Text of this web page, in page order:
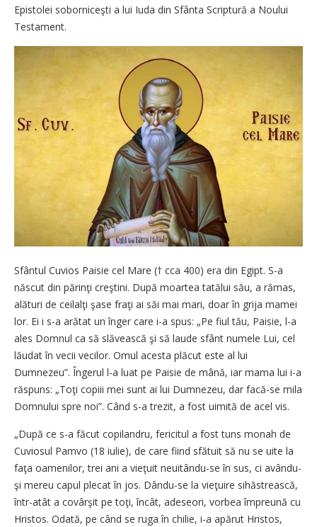
Epistolei soborniceşti a lui Iuda din Sfânta Scriptură a Noului
Testament.
Sfântul Cuvios Paisie cel Mare († cca 400) era din Egipt. S-a
născut din părinţi creştini. După moartea tatălui său, a rămas,
alături de ceilalţi şase fraţi ai săi mai mari, doar în grija mamei
lor. Ei i s-a arătat un înger care i-a spus: „Pe fiul tău, Paisie, l-a
ales Domnul ca să slăvească şi să laude sfânt numele Lui, cel
lăudat în vecii vecilor. Omul acesta plăcut este al lui
Dumnezeu”. Îngerul l-a luat pe Paisie de mână, iar mama lui i-a
răspuns: „Toţi copiii mei sunt ai lui Dumnezeu, dar facă-se mila
Domnului spre noi”. Când s-a trezit, a fost uimită de acel vis.
„După ce s-a făcut copilandru, fericitul a fost tuns monah de
Cuviosul Pamvo (18 iulie), de care fiind sfătuit să nu se uite la
faţa oamenilor, trei ani a vieţuit neuitându-se în sus, ci avându-
şi mereu capul plecat în jos. Dându-se la vieţuire sihăstrească,
într-atât a covârşit pe toţi, încât, adeseori, vorbea împreună cu
Hristos. Odată, pe când se ruga în chilie, i-a apărut Hristos,